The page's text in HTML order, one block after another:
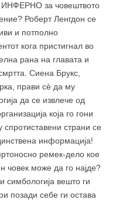
ИНФЕРНО за човештвото
Роберт Ленгдон се
и потполно
кога пристигнал во
рана на главата и
Сиена Брукс,
прави сè да му
да се извлече од
која го гони
страни се
информација!
ремек-дело кое
човек може да го најде?
симбологија вешто ги
позади себе ги остава